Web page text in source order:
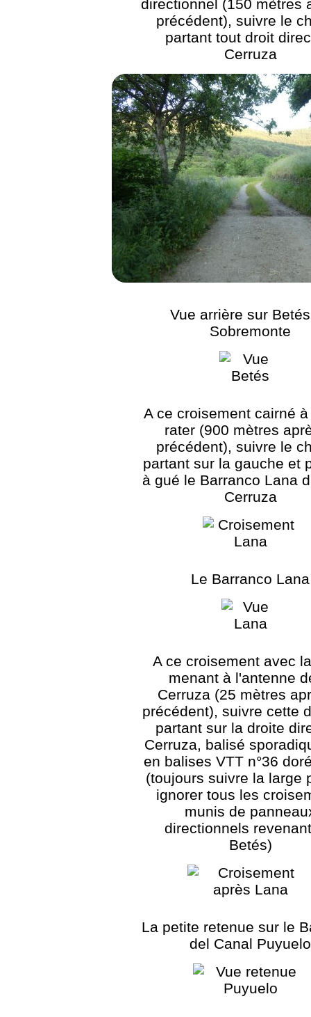
directionnel (150 mètres
précédent), suivre le
partant tout droit
Cerruza
Vue arrière sur
Sobremonte
A ce croisement cairné
rater (900 mètres
précédent), suivre le
partant sur la gauche et
à gué le Barranco Lana
Cerruza
Le Barranco Lana
A ce croisement avec
menant à l'antenne
Cerruza (25 mètres
précédent), suivre cette
partant sur la droite
Cerruza, balisé
en balises VTT n°36
(toujours suivre la large
ignorer tous les
munis de
directionnels
Betés)
La petite retenue sur le
del Canal Puyuelo